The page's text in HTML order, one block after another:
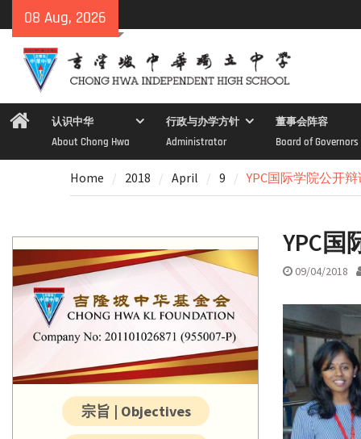
to
content
08 Aug, 2026
Home认识中华
About Chong Hwa
行政与办学方针
Administrator
董事会阵容
Board of Governors
Home 2018 April 9 YPC国际学院公开
YPC
09/04/2018
宗旨 | Objectives